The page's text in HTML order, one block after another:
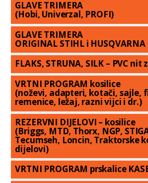
GLAVE TRIMERA
(Hobi, Univerzal, PROFI)
GLAVE TRIMERA
ORIGINAL STIHL i HUSQVARNA
FLAKS, STRUNA, SILK – PVC nit
VRTNI PROGRAM kosilice
(noževi, adapteri, kotači, sajle,
remenice, ležaj, razni vijci i dr.)
REZERVNI DIJELOVI – kosilice
(Briggs, MTD, Thorx, NGP,
Tecumseh, Loncin, Traktorske
dijelovi)
VRTNI PROGRAM prskalice